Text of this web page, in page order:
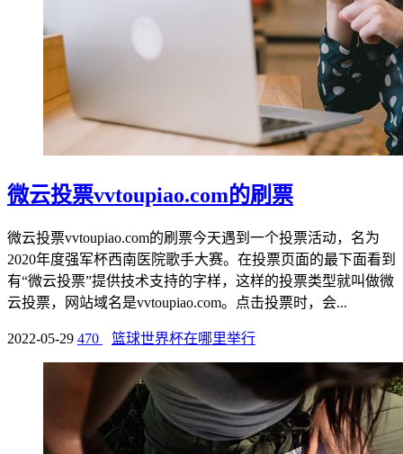
微云投票vvtoupiao.com的刷票
微云投票vvtoupiao.com的刷票今天遇到一个投票活动，名为
2020年度强军杯西南医院歌手大赛。在投票页面的最下面看到
有“微云投票”提供技术支持的字样，这样的投票类型就叫做微
云投票，网站域名是vvtoupiao.com。点击投票时，会...
2022-05-29 470 篮球世界杯在哪里举行